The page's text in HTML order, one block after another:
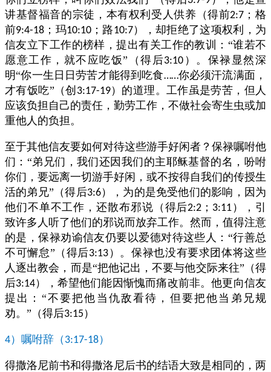
讲基督福音的宗徒，本有权利受人供养（得前2:7 ；格
前9:4-18 ；玛10:10 ；路10:7），却拒绝了这项权利，为
信友立下工作的榜样，提出有关工作的教训：“谁若不
愿意工作，就不应吃饭”（得后3:10 ）。保禄显然深
明“你一生日日劳苦才能得到吃食……你必须汗流满面，
才有饭吃”（创 3:17-19）的道理。工作虽是劳苦，但人
应该负担自己的责任，勤劳工作，不做社会寄生虫或加
重他人的负担。
至于其他信友要如何对待这些游手好闲者？保禄嘱咐他
们：“弟兄们，我们还因我们的主耶稣基督的名，吩咐
你们，要远离一切游手好闲，或不按得自我们的传授生
活的弟兄”（得后3:6），为的是免受他们的影响，因为
他们不单不工作，还散布邪说（得后2:2 ； 3:11 ），引
致许多人听了他们的邪说而放弃工作。然而，值得注意
的是，保禄劝谕信友仍要以爱德对待这些人：“行善总
不可懈怠”（得后3:13 ）。保禄也没有要求团体将这些
人逐出教会，而是“把他记出，不要与他交际来往”（得
后3:14），希望他们能因惭愧而痛改前非。他更向信友
提出：“不要把他当仇敌看待，但要把他当弟兄规
劝。”（得后3:15 ）
4）嘱咐辞（ 3:17-18）
得撒洛尼前书和得撒洛尼后书的结语大致是相同的，两